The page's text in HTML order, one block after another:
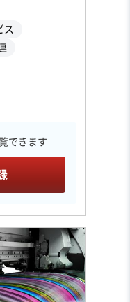
ス
できます